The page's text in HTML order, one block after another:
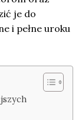
je do
i pełne uroku